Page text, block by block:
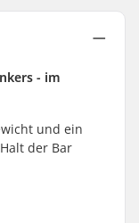
- im
und ein
der Bar